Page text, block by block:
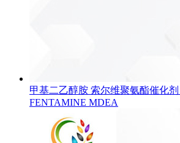
甲基二乙醇胺 索尔维聚氨酯催化
FENTAMINE MDEA